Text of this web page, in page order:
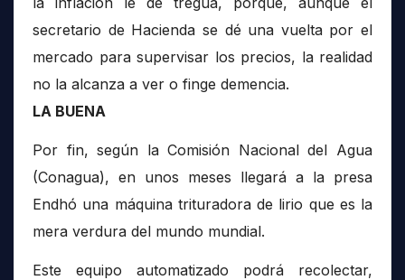
secretario de Hacienda se dé una vuelta por el
mercado para supervisar los precios, la realidad
no la alcanza a ver o finge demencia.
LA BUENA
Por fin, según la Comisión Nacional del Agua
(Conagua), en unos meses llegará a la presa
Endhó una máquina trituradora de lirio que es la
mera verdura del mundo mundial.
Este equipo automatizado podrá recolectar,